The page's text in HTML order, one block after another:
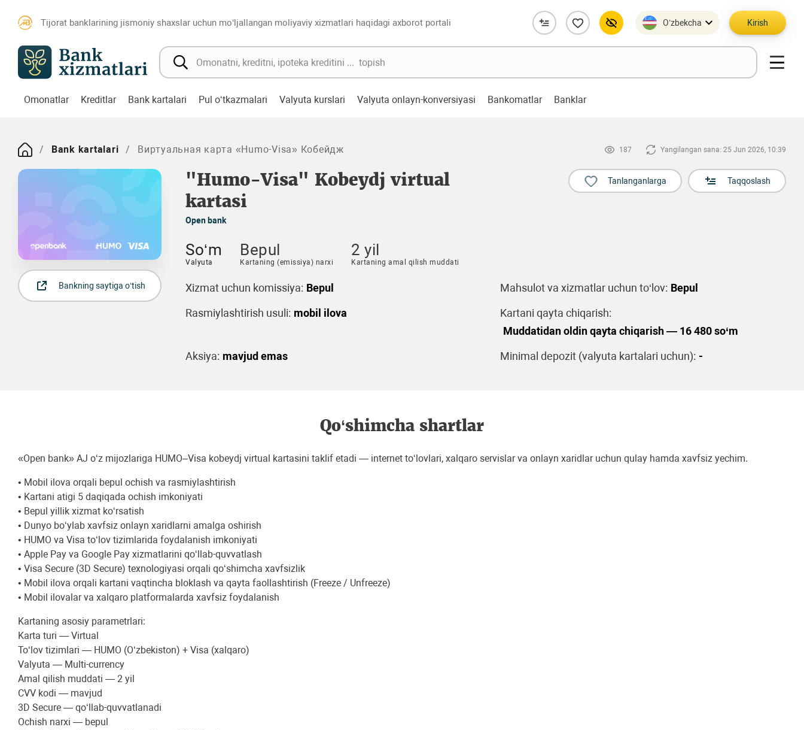
Tijorat banklarining jismoniy shaxslar uchun mo‘ljallangan moliyaviy xizmatlari haqidagi axborot portali O’zbekcha Kirish
Omonatlar Kreditlar Bank kartalari Pul o‘tkazmalari Valyuta kurslari Valyuta onlayn-konversiyasi Bankomatlar Banklar
Bank kartalari Виртуальная карта «Humo-Visa» Кобейдж 187 Yangilangan sana: 25 Jun 2026, 10:39
"Humo-Visa" Kobeydj virtual
kartasi
Open bank
Tanlanganlarga Taqqoslash
Bankning saytiga o‘tish
So‘m
Valyuta
Bepul
Kartaning (emissiya) narxi
2 yil
Kartaning amal qilish muddati
Xizmat uchun komissiya: Bepul Mahsulot va xizmatlar uchun to‘lov: Bepul
Rasmiylashtirish usuli: mobil ilova
Kartani qayta chiqarish:
Muddatidan oldin qayta chiqarish — 16 480 so‘m
Aksiya: mavjud emas Minimal depozit (valyuta kartalari uchun): -
Qo‘shimcha shartlar
«Open bank» AJ o‘z mijozlariga HUMO–Visa kobeydj virtual kartasini taklif etadi — internet to‘lovlari, xalqaro servislar va onlayn xaridlar uchun qulay hamda xavfsiz yechim.
• Mobil ilova orqali bepul ochish va rasmiylashtirish
• Kartani atigi 5 daqiqada ochish imkoniyati
• Bepul yillik xizmat ko‘rsatish
• Dunyo bo‘ylab xavfsiz onlayn xaridlarni amalga oshirish
• HUMO va Visa to‘lov tizimlarida foydalanish imkoniyati
• Apple Pay va Google Pay xizmatlarini qo‘llab-quvvatlash
• Visa Secure (3D Secure) texnologiyasi orqali qo‘shimcha xavfsizlik
• Mobil ilova orqali kartani vaqtincha bloklash va qayta faollashtirish (Freeze / Unfreeze)
• Mobil ilovalar va xalqaro platformalarda xavfsiz foydalanish
Kartaning asosiy parametrlari:
Karta turi — Virtual
To‘lov tizimlari — HUMO (O‘zbekiston) + Visa (xalqaro)
Valyuta — Multi-currency
Amal qilish muddati — 2 yil
CVV kodi — mavjud
3D Secure — qo‘llab-quvvatlanadi
Ochish narxi — bepul